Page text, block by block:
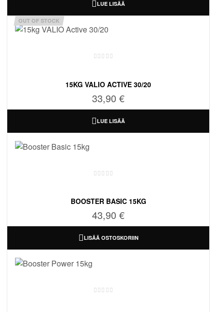
LUE LISÄÄ
OUT OF STOCK
15KG VALIO ACTIVE 30/20
33,90 €
LUE LISÄÄ
BOOSTER BASIC 15KG
43,90 €
LISÄÄ OSTOSKORIIN